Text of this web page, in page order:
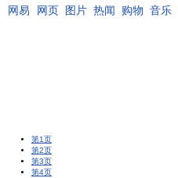
网易 网页 图片 热闻 购物 音乐
第1页
第2页
第3页
第4页